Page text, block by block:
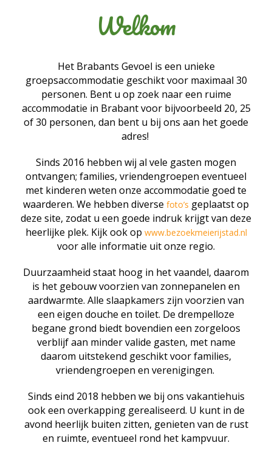
Welkom
Het Brabants Gevoel is een unieke
groepsaccommodatie geschikt voor maximaal 30
personen. Bent u op zoek naar een ruime
accommodatie in Brabant voor bijvoorbeeld 20, 25
of 30 personen, dan bent u bij ons aan het goede
adres!
Sinds 2016 hebben wij al vele gasten mogen
ontvangen; families, vriendengroepen eventueel
met kinderen weten onze accommodatie goed te
waarderen. We hebben diverse foto’s geplaatst op
deze site, zodat u een goede indruk krijgt van deze
heerlijke plek. Kijk ook op www.bezoekmeierijstad.nl
voor alle informatie uit onze regio.
Duurzaamheid staat hoog in het vaandel, daarom
is het gebouw voorzien van zonnepanelen en
aardwarmte. Alle slaapkamers zijn voorzien van
een eigen douche en toilet. De drempelloze
begane grond biedt bovendien een zorgeloos
verblijf aan minder valide gasten, met name
daarom uitstekend geschikt voor families,
vriendengroepen en verenigingen.
Sinds eind 2018 hebben we bij ons vakantiehuis
ook een overkapping gerealiseerd. U kunt in de
avond heerlijk buiten zitten, genieten van de rust
en ruimte, eventueel rond het kampvuur.